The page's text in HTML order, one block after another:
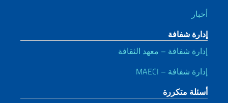
أخبار
إدارة شفافة
إدارة شفافة – معهد الثقافة
إدارة شفافة – MAECI
أسئلة متكررة